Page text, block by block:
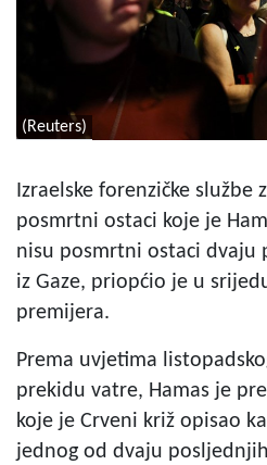
(Reuters)
Izraelske forenzičke službe
posmrtni ostaci koje je
nisu posmrtni ostaci dvaju
iz Gaze, priopćio je u
premijera.
Prema uvjetima
prekidu vatre, Hamas je
koje je Crveni križ opisao
jednog od dvaju